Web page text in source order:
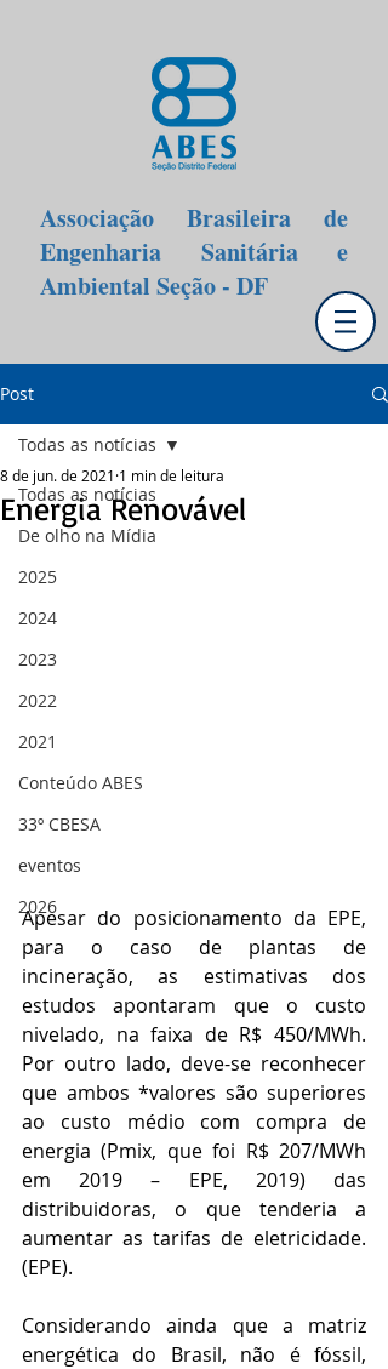
Associação Brasileira de
Engenharia Sanitária e
Ambiental Seção - DF
Post
Todas as notícias
De olho na Mídia
2025
2024
2023
2022
2021
Conteúdo ABES
33º CBESA
eventos
2026
Todas as notícias
Energia Renovável
8 de jun. de 2021 1 min de leitura
Apesar do posicionamento da EPE,
para o caso de plantas de
incineração, as estimativas dos
estudos apontaram que o custo
nivelado, na faixa de R$ 450/MWh.
Por outro lado, deve-se reconhecer
que ambos *valores são superiores
ao custo médio com compra de
energia (Pmix, que foi R$ 207/MWh
em 2019 – EPE, 2019) das
distribuidoras, o que tenderia a
aumentar as tarifas de eletricidade.
(EPE).
Considerando ainda que a matriz
energética do Brasil, não é fóssil,